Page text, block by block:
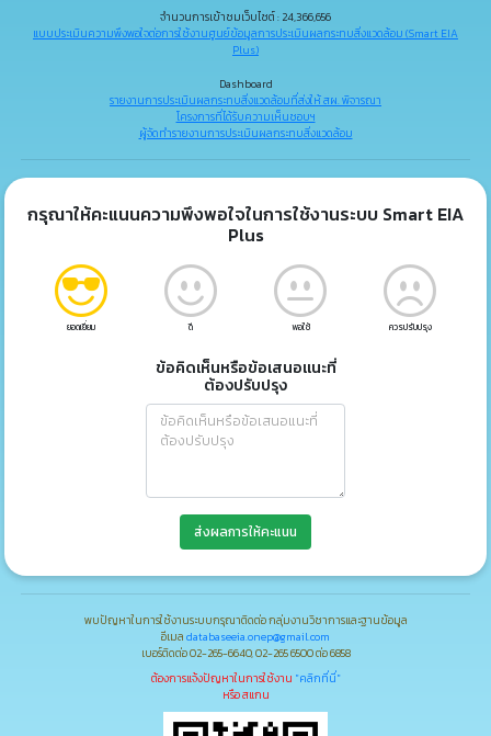
จำนวนการเข้าชมเว็บไซต์ : 24,366,656
แบบประเมินความพึงพอใจต่อการใช้งานศูนย์ข้อมูลการประเมินผลกระทบสิ่งแวดล้อม (Smart EIA
Plus)
Dashboard
รายงานการประเมินผลกระทบสิ่งแวดล้อมที่ส่งให้ สผ. พิจารณา
โครงการที่ได้รับความเห็นชอบฯ
ผู้จัดทำรายงานการประเมินผลกระทบสิ่งแวดล้อม
กรุณาให้คะแนนความพึงพอใจในการใช้งานระบบ Smart EIA
Plus
ยอดเยี่ยม ดี พอใช้ ควรปรับปรุง
ข้อคิดเห็นหรือข้อเสนอแนะที่
ต้องปรับปรุง
ส่งผลการให้คะแนน
พบปัญหาในการใช้งานระบบกรุณาติดต่อ กลุ่มงานวิชาการและฐานข้อมูล
อีเมล databaseeia.onep@gmail.com
เบอร์ติดต่อ 02-265-6640, 02-265 6500 ต่อ 6858
ต้องการแจ้งปัญหาในการใช้งาน "คลิกที่นี่"
หรือ สแกน